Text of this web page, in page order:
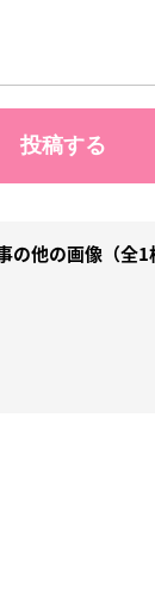
の他の画像（全1